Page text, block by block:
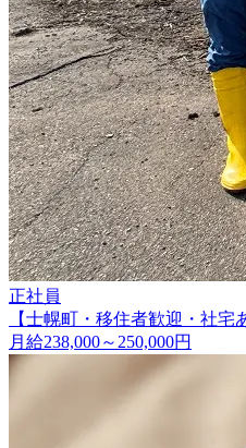
正社員
【士幌町・移住者歓迎・社宅
月給238,000～250,000円